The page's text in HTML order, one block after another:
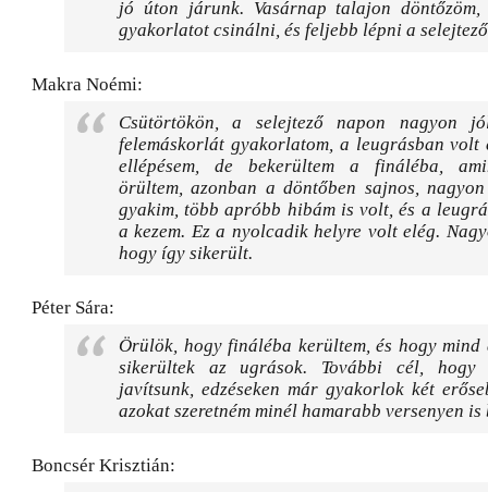
jó úton járunk. Vasárnap talajon döntőzöm,
gyakorlatot csinálni, és feljebb lépni a
Makra Noémi:
Csütörtökön, a selejtező napon nagyon
felemáskorlát gyakorlatom, a leugrásban volt
ellépésem, de bekerültem a fináléba,
örültem, azonban a döntőben sajnos,
gyakim, több apróbb hibám is volt, és a
a kezem. Ez a nyolcadik helyre volt elég.
hogy így sikerült.
Péter Sára:
Örülök, hogy fináléba kerültem, és hogy
sikerültek az ugrások. További cél,
javítsunk, edzéseken már gyakorlok két
azokat szeretném minél hamarabb versenyen is
Boncsér Krisztián: